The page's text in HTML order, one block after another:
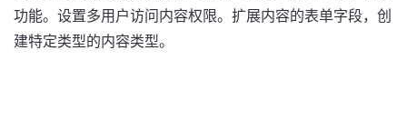
功能。设置多用户访问内容权限。扩展内容的表单字段，创
建特定类型的内容类型。